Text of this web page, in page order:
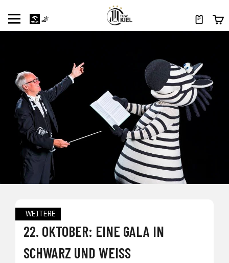
WEITERE
22. OKTOBER: EINE GALA IN
SCHWARZ UND WEISS